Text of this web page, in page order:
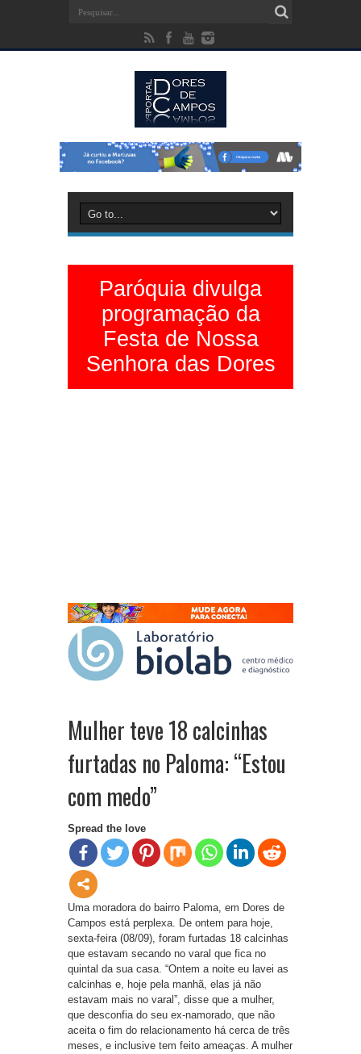
Paróquia divulga
programação da
Festa de Nossa
Senhora das Dores
Mulher teve 18 calcinhas
furtadas no Paloma: “Estou
com medo”
Spread the love
Uma moradora do bairro Paloma, em Dores de
Campos está perplexa. De ontem para hoje,
sexta-feira (08/09), foram furtadas 18 calcinhas
que estavam secando no varal que fica no
quintal da sua casa. “Ontem a noite eu lavei as
calcinhas e, hoje pela manhã, elas já não
estavam mais no varal”, disse que a mulher,
que desconfia do seu ex-namorado, que não
aceita o fim do relacionamento há cerca de três
meses, e inclusive tem feito ameaças. A mulher